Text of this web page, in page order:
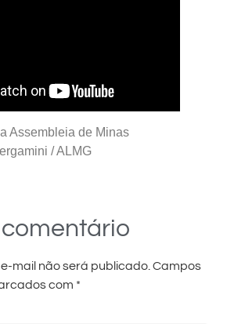
Assembleia de Minas
/ ALMG
mail não será publicado. Campos
com *